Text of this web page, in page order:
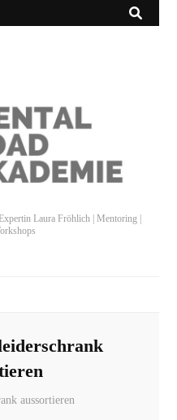
Laura Fröhlich | Mentoring |
aussortieren